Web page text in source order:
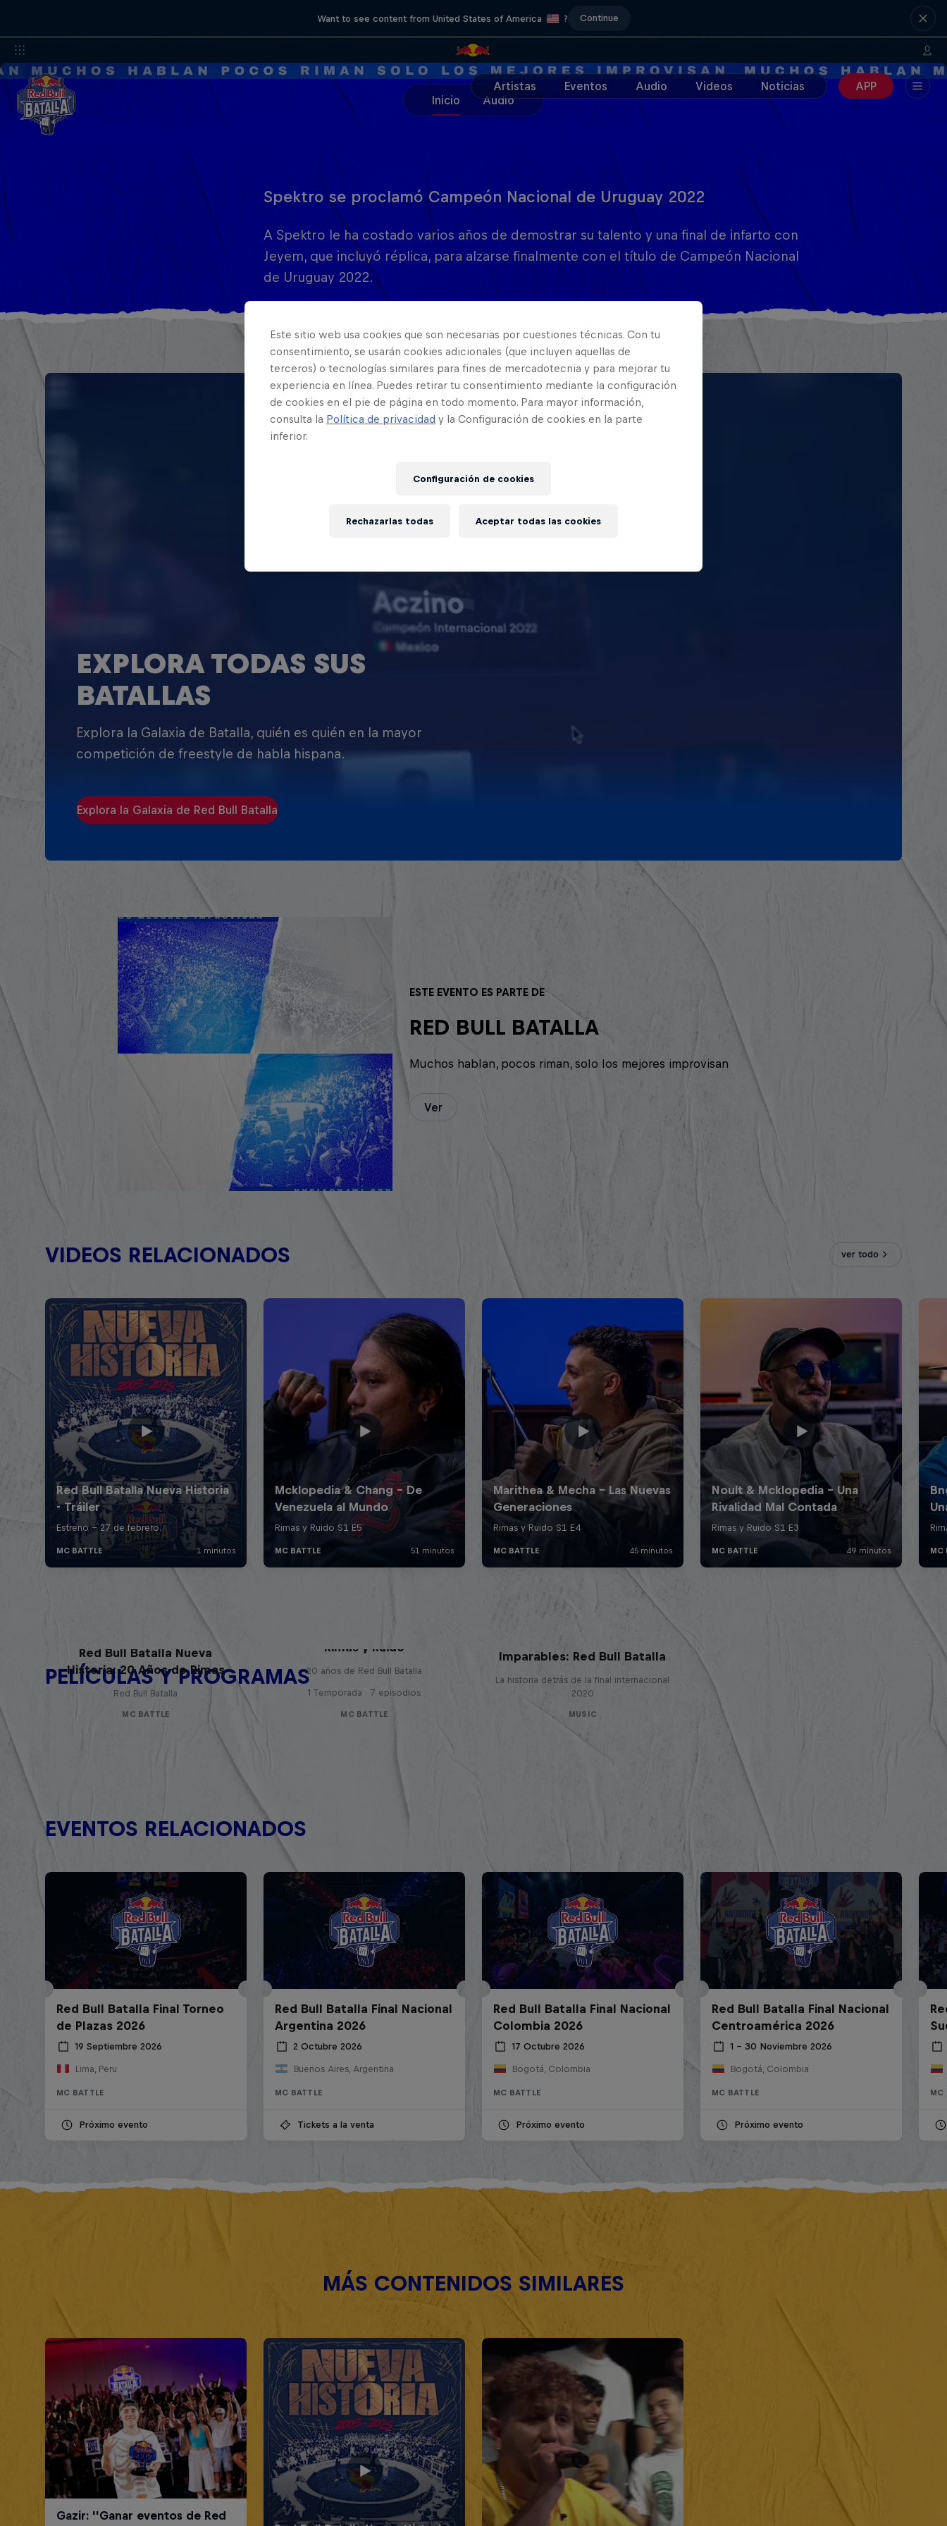
Want to see content from United States of America ? Continue
Artistas Eventos Audio Videos Noticias
APP
Inicio
Audio
Spektro se proclamó Campeón Nacional de Uruguay 2022
A Spektro le ha costado varios años de demostrar su talento y una final de infarto con
Jeyem, que incluyó réplica, para alzarse finalmente con el título de Campeón Nacional
de Uruguay 2022.
EXPLORA TODAS SUS
BATALLAS
Explora la Galaxia de Batalla, quién es quién en la mayor
competición de freestyle de habla hispana.
Explora la Galaxia de Red Bull Batalla
ESTE EVENTO ES PARTE DE
RED BULL BATALLA
Muchos hablan, pocos riman, solo los mejores improvisan
Ver
VIDEOS RELACIONADOS ver todo
PELÍCULAS Y PROGRAMAS
Red Bull Batalla Nueva
Historia: 20 Años de Rimas
Red Bull Batalla
MC BATTLE
Rimas y Ruido
20 años de Red Bull Batalla
1 Temporada · 7 episodios
MC BATTLE
Imparables: Red Bull Batalla
La historia detrás de la final internacional
2020
MUSIC
EVENTOS RELACIONADOS
Red Bull Batalla Final Torneo
de Plazas 2026
19 Septiembre 2026
Lima, Peru
MC BATTLE
Próximo evento
Red Bull Batalla Final Nacional
Argentina 2026
2 Octubre 2026
Buenos Aires, Argentina
MC BATTLE
Tickets a la venta
Red Bull Batalla Final Nacional
Colombia 2026
17 Octubre 2026
Bogotá, Colombia
MC BATTLE
Próximo evento
Red Bull Batalla Final Nacional
Centroamérica 2026
1 – 30 Noviembre 2026
Bogotá, Colombia
MC BATTLE
Próximo evento
MC
MÁS CONTENIDOS SIMILARES
Este sitio web usa cookies que son necesarias por cuestiones técnicas. Con tu
consentimiento, se usarán cookies adicionales (que incluyen aquellas de
terceros) o tecnologías similares para fines de mercadotecnia y para mejorar tu
experiencia en línea. Puedes retirar tu consentimiento mediante la configuración
de cookies en el pie de página en todo momento. Para mayor información,
consulta la Política de privacidad y la Configuración de cookies en la parte
inferior.
Configuración de cookies
Rechazarlas todas Aceptar todas las cookies